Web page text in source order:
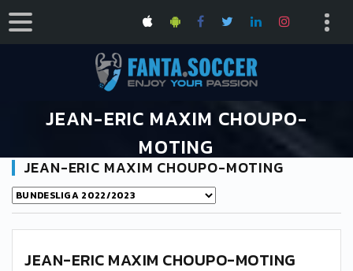
JEAN-ERIC MAXIM CHOUPO-
MOTING
HOME JEAN-ERIC MAXIM CHOUPO-MOTING
JEAN-ERIC MAXIM CHOUPO-MOTING
13
JEAN-ERIC MAXIM CHOUPO-MOTING